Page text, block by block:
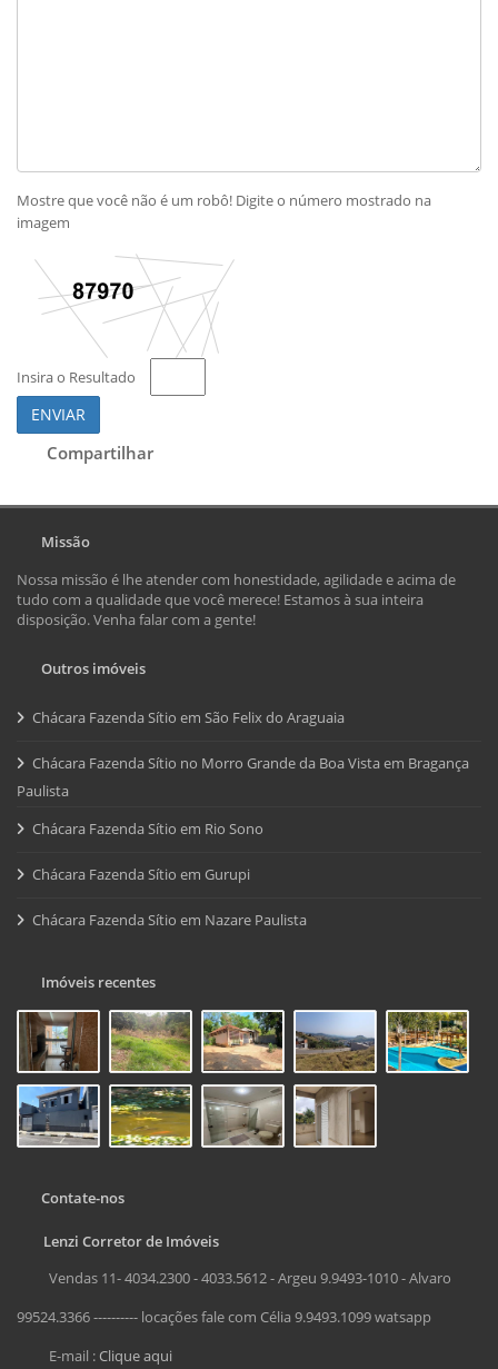
Mostre que você não é um robô! Digite o número mostrado na
imagem
Insira o Resultado
ENVIAR
Compartilhar
Missão
Nossa missão é lhe atender com honestidade, agilidade e acima de
tudo com a qualidade que você merece! Estamos à sua inteira
disposição. Venha falar com a gente!
Outros imóveis
Chácara Fazenda Sítio em São Felix do Araguaia
Chácara Fazenda Sítio no Morro Grande da Boa Vista em Bragança
Paulista
Chácara Fazenda Sítio em Rio Sono
Chácara Fazenda Sítio em Gurupi
Chácara Fazenda Sítio em Nazare Paulista
Imóveis recentes
Contate-nos
Lenzi Corretor de Imóveis
Vendas 11- 4034.2300 - 4033.5612 - Argeu 9.9493-1010 - Alvaro
99524.3366 ---------- locações fale com Célia 9.9493.1099 watsapp
E-mail :Clique aqui